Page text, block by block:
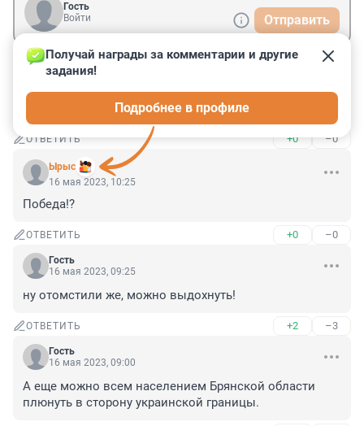
Гость
Войти
Отправить
Гость
Вертолетов было три
ОТВЕТИТЬ +0 –0
Ырыс
Получай награды за комментарии и другие
задания!
Подробнее в профиле
16 мая 2023, 10:25
Победа!?
ОТВЕТИТЬ +0 –0
Гость
16 мая 2023, 09:25
ну отомстили же, можно выдохнуть!
ОТВЕТИТЬ +2 –3
Гость
16 мая 2023, 09:00
А еще можно всем населением Брянской области
плюнуть в сторону украинской границы.